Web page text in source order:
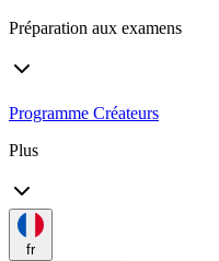
Préparation aux examens
Programme Créateurs
Plus
fr